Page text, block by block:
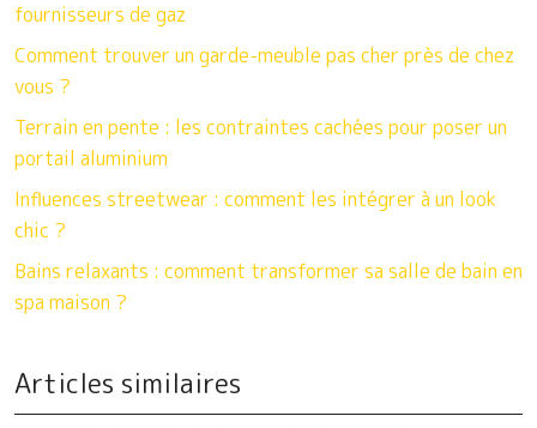
fournisseurs de gaz
Comment trouver un garde-meuble pas cher près de chez
vous ?
Terrain en pente : les contraintes cachées pour poser un
portail aluminium
Influences streetwear : comment les intégrer à un look
chic ?
Bains relaxants : comment transformer sa salle de bain en
spa maison ?
Articles similaires